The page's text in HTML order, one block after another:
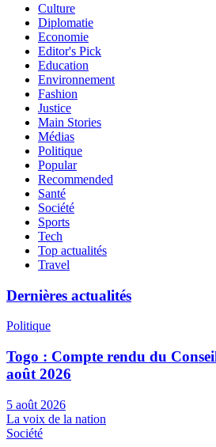
Culture
Diplomatie
Economie
Editor's Pick
Education
Environnement
Fashion
Justice
Main Stories
Médias
Politique
Popular
Recommended
Santé
Société
Sports
Tech
Top actualités
Travel
Dernières actualités
Politique
Togo : Compte rendu du
août 2026
5 août 2026
La voix de la nation
Société